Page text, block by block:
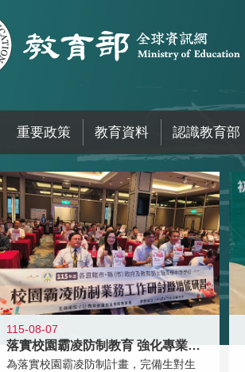
重要政策 教育資料 認識教育部
115-08-07
落實校園霸凌防制教育 強化專業知能
為落實校園霸凌防制計畫，完備生對生